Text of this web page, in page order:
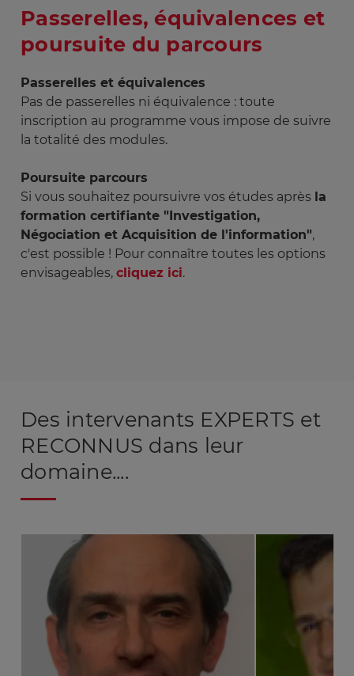
Passerelles, équivalences et
poursuite du parcours
Passerelles et équivalences
Pas de passerelles ni équivalence : toute
inscription au programme vous impose de suivre
la totalité des modules.
Poursuite parcours
Si vous souhaitez poursuivre vos études après la
formation certifiante "Investigation,
Négociation et Acquisition de l'information",
c'est possible ! Pour connaître toutes les options
envisageables, cliquez ici.
Des intervenants EXPERTS et
RECONNUS dans leur
domaine....